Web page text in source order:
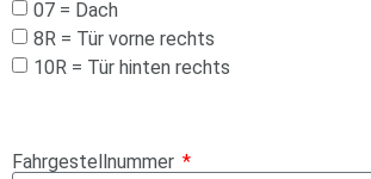
07 = Dach
8R = Tür vorne rechts
10R = Tür hinten rechts
Fahrgestellnummer